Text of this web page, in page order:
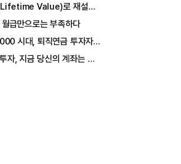
하는 은퇴 후 안정적 생활보장과 평생소득 전략
급만으로는 부족하다
투자자는 왜 지금 FOMO를 경계해야 하는가
금 당신의 계좌는 어느 편인가?